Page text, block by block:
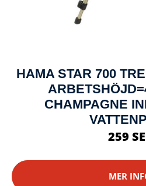
HAMA STAR 700
CHAMPAGNE
259
MER